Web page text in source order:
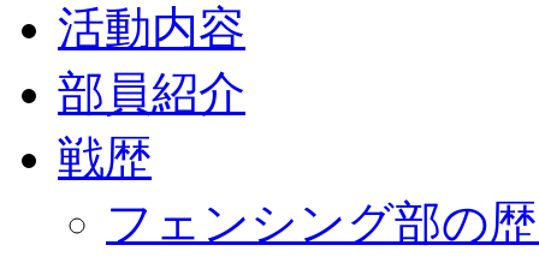
活動内容
部員紹介
戦歴
フェンシング部の